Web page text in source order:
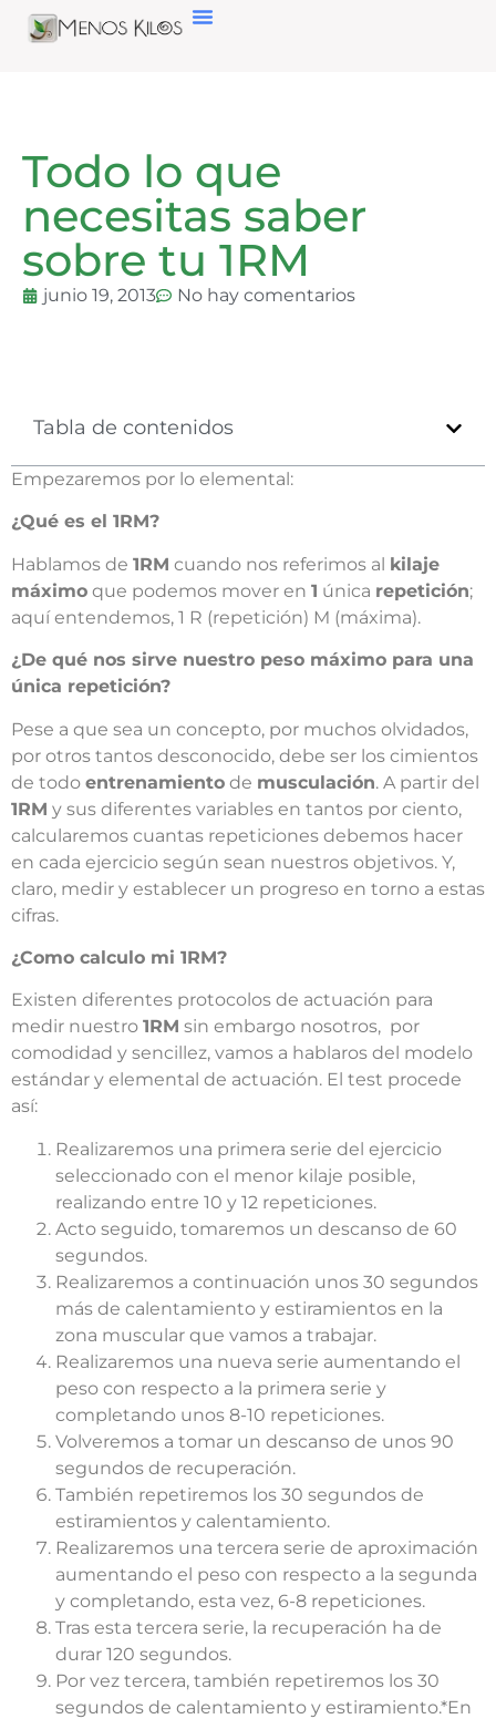
Todo lo que
necesitas saber
sobre tu 1RM
junio 19, 2013 No hay comentarios
Tabla de contenidos
Empezaremos por lo elemental:
¿Qué es el 1RM?
Hablamos de 1RM cuando nos referimos al kilaje
máximo que podemos mover en 1 única repetición;
aquí entendemos, 1 R (repetición) M (máxima).
¿De qué nos sirve nuestro peso máximo para una
única repetición?
Pese a que sea un concepto, por muchos olvidados,
por otros tantos desconocido, debe ser los cimientos
de todo entrenamiento de musculación. A partir del
1RM y sus diferentes variables en tantos por ciento,
calcularemos cuantas repeticiones debemos hacer
en cada ejercicio según sean nuestros objetivos. Y,
claro, medir y establecer un progreso en torno a estas
cifras.
¿Como calculo mi 1RM?
Existen diferentes protocolos de actuación para
medir nuestro 1RM sin embargo nosotros, por
comodidad y sencillez, vamos a hablaros del modelo
estándar y elemental de actuación. El test procede
así:
Realizaremos una primera serie del ejercicio
seleccionado con el menor kilaje posible,
realizando entre 10 y 12 repeticiones.
Acto seguido, tomaremos un descanso de 60
segundos.
Realizaremos a continuación unos 30 segundos
más de calentamiento y estiramientos en la
zona muscular que vamos a trabajar.
Realizaremos una nueva serie aumentando el
peso con respecto a la primera serie y
completando unos 8-10 repeticiones.
Volveremos a tomar un descanso de unos 90
segundos de recuperación.
También repetiremos los 30 segundos de
estiramientos y calentamiento.
Realizaremos una tercera serie de aproximación
aumentando el peso con respecto a la segunda
y completando, esta vez, 6-8 repeticiones.
Tras esta tercera serie, la recuperación ha de
durar 120 segundos.
Por vez tercera, también repetiremos los 30
segundos de calentamiento y estiramiento.*En